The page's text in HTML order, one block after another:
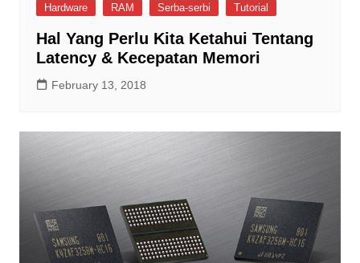
Hardware RAM Serba-serbi Tutorial
Hal Yang Perlu Kita Ketahui Tentang
Latency & Kecepatan Memori
February 13, 2018